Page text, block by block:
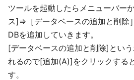
ツールを起動したらメニューバー
ス]⇒［データベースの追加と削除
DBを追加していきます。
[データベースの追加と削除]とい
れるので[追加(A)]をクリックする
す。